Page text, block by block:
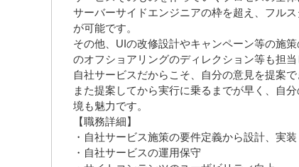
サーバーサイドエンジニアの枠を超え、フル
が可能です。
その他、UIの改修設計やキャンペーン等の施
のオフショアリングのディレクション等も担当
自社サービスだからこそ、自分の意見を提案で
また提案してから実行に乗るまでが早く、自
境も魅力です。
【職務詳細】
・自社サービス施策の要件定義から設計、実装
・自社サービスの運用保守